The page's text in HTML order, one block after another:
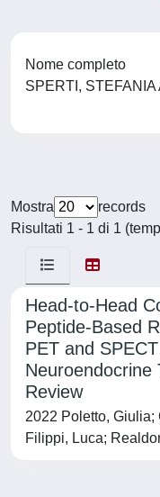
Nome completo
SPERTI, STEFANIA
Mostra
records
Risultati 1 - 1 di 1
Head-to-Head
Peptide-Based
PET and
Neuroendocrine
Review
2022 Poletto,
Filippi, Luca;